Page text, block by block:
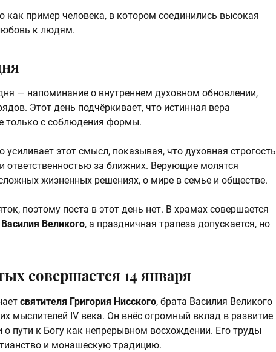
как пример человека, в котором соединились высокая
к людям.
— напоминание о внутреннем духовном обновлении,
Этот день подчёркивает, что истинная вера
только с соблюдения формы.
этот смысл, показывая, что духовная строгость
ответственностью за ближних. Верующие молятся
жизненных решениях, о мире в семье и обществе.
поэтому поста в этот день нет. В храмах совершается
Великого, а праздничная трапеза допускается, но
совершается 14 января
святителя Григория Нисского, брата Василия Великого
мыслителей IV века. Он внёс огромный вклад в развитие
о пути к Богу как непрерывном восхождении. Его труды
и монашескую традицию.